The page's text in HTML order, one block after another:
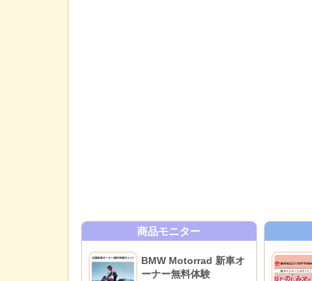
商品モニター
BMW Motorrad 新車オ
ーナー無料体験